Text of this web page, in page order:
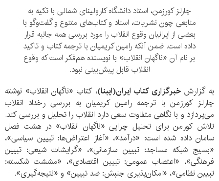
چارلز کورزمن، استاد دانشگاه کارولینای شمالی با تکیه به
منابعی چون نشریات، اسناد و کتاب‌های متنوع و گفت‌وگو با
بعضی از ایرانیان وقوع انقلاب را مورد بررسی همه جانبه قرار
داده است. ضمن آنکه رامین کریمیان با ترجمه کتاب و تاکید
بر نام آن «ناگهان انقلاب» با نویسنده هم‌فکر است که وقوع
انقلاب قابل پیش‌بینی نبود.
به گزارشخبرگزاری کتاب ایران(ایبنا)، کتاب «ناگهان انقلاب» نوشته
چارلز کورزمن با ترجمه رامین کریمیان به بررسی رخداد انقلاب
می‌پردازد و با نگاهی متفاوت سعی دارد انقلاب را تحلیل و بررسی کند.
تلاش کورمن برای تحلیل چرایی «ناگهان انقلاب» در هشت فصل
سامان داده شده است: «درآمد»، «آغاز اعتراض‌ها: تبیین سیاسی»،
«بسیج شبکه مساجد: تبیین سازمانی»، «گرایشات شیعی: تبیین
فرهنگی»، «اعتصاب عمومی: تبیین اقتصادی»، «مششت شکسته:
تبیین نظامی»، «امکان‌پذیری جنبش: ضد تبیین» و «نتیجه‌گیری».